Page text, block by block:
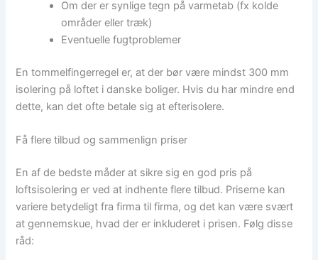
Om der er synlige tegn på varmetab (fx kolde
områder eller træk)
Eventuelle fugtproblemer
En tommelfingerregel er, at der bør være mindst 300 mm
isolering på loftet i danske boliger. Hvis du har mindre end
dette, kan det ofte betale sig at efterisolere.
Få flere tilbud og sammenlign priser
En af de bedste måder at sikre sig en god pris på
loftsisolering er ved at indhente flere tilbud. Priserne kan
variere betydeligt fra firma til firma, og det kan være svært
at gennemskue, hvad der er inkluderet i prisen. Følg disse
råd: